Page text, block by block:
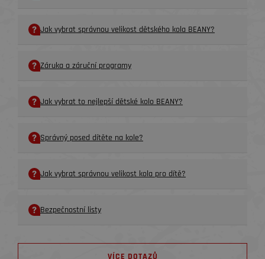
Jak vybrat správnou velikost dětského kola BEANY?
Záruka a záruční programy
Jak vybrat to nejlepší dětské kolo BEANY?
Správný posed dítěte na kole?
Jak vybrat správnou velikost kola pro dítě?
Bezpečnostní listy
VÍCE DOTAZŮ